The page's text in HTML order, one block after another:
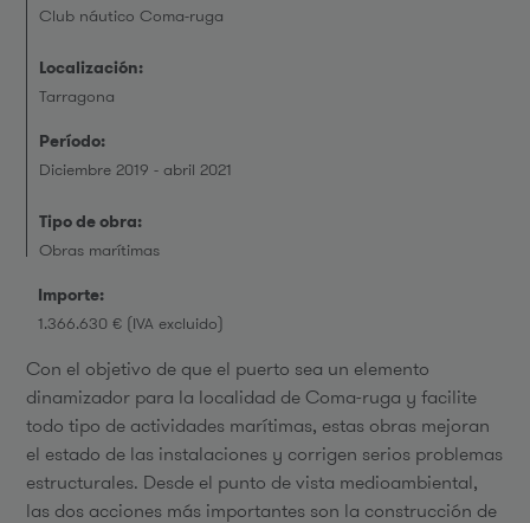
Club náutico Coma-ruga
Localización:
Tarragona
Período:
Diciembre 2019 - abril 2021
Tipo de obra:
Obras marítimas
Importe:
1.366.630 € (IVA excluido)
Con el objetivo de que el puerto sea un elemento
dinamizador para la localidad de Coma-ruga y facilite
todo tipo de actividades marítimas, estas obras mejoran
el estado de las instalaciones y corrigen serios problemas
estructurales. Desde el punto de vista medioambiental,
las dos acciones más importantes son la construcción de